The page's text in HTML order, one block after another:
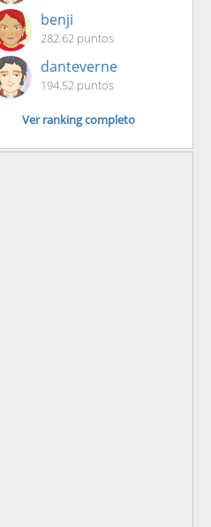
benji
282.62 puntos
danteverne
194.52 puntos
Ver ranking completo